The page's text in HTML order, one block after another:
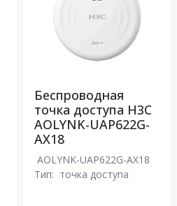
Беспроводная
точка доступа H3C
AOLYNK-UAP622G-
AX18
AOLYNK-UAP622G-AX18
Тип: точка доступа